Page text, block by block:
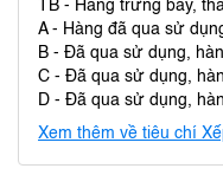
TB - Hàng trưng bày,
A - Hàng đã qua sử
B - Đã qua sử dụng,
C - Đã qua sử dụng,
D - Đã qua sử dụng,
Xem thêm về tiêu chí